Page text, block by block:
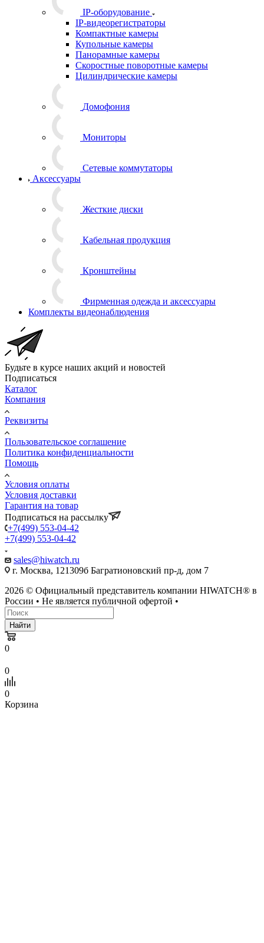
IP-оборудование
IP-видеорегистраторы
Компактные камеры
Купольные камеры
Панорамные камеры
Скоростные поворотные камеры
Цилиндрические камеры
Домофония
Мониторы
Сетевые коммутаторы
Аксессуары
Жесткие диски
Кабельная продукция
Кронштейны
Фирменная одежда и аксессуары
Комплекты видеонаблюдения
Будьте в курсе наших акций и новостей
Подписаться
Каталог
Компания
Реквизиты
Пользовательское соглашение
Политика конфиденциальности
Помощь
Условия оплаты
Условия доставки
Гарантия на товар
Подписаться на рассылку
+7(499) 553-04-42
+7(499) 553-04-42
sales@hiwatch.ru
г. Москва, 121309б Багратионовский пр-д, дом 7
2026 © Официальный представитель компании HIWATCH® в
России • Не является публичной офертой •
Найти
0
0
0
Корзина